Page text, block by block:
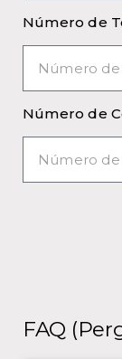
Número de
Número de
FAQ